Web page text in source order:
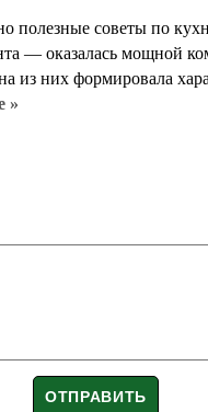
советы по
— оказалась мощной
из них формировала
»